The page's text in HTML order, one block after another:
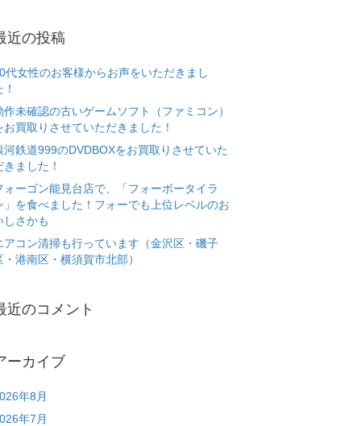
近の投稿
代女性のお客様からお声をいただきまし
！
作未確認の古いゲームソフト（ファミコン）
お買取りさせていただきました！
河鉄道999のDVDBOXをお買取りさせていた
きました！
ォーゴン能見台店で、「フォーボータイラ
」を食べました！フォーでも上位レベルのお
しさかも
アコン清掃も行っています（金沢区・磯子
・港南区・横須賀市北部）
近のコメント
ーカイブ
年8月
年7月